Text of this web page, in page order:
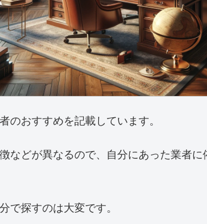
のおすすめを記載しています。
などが異なるので、自分にあった業者
で探すのは大変です。